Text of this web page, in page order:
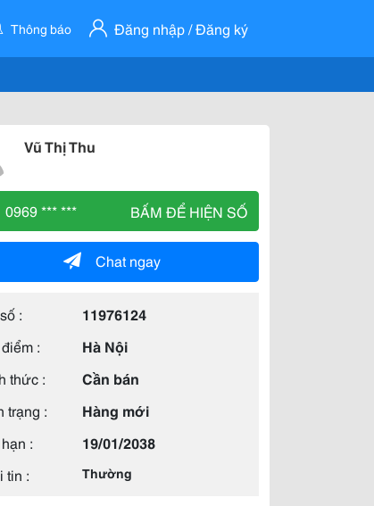
Thông báo Đăng nhập / Đăng ký
Vũ Thị Thu
0969 *** *** BẤM ĐỂ HIỆN SỐ
Chat ngay
:
11976124
:
Hà Nội
thức :
Cần bán
trạng :
Hàng mới
:
19/01/2038
tin :
Thường